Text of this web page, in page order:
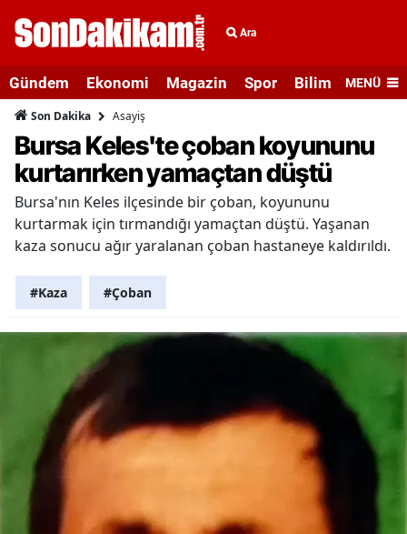
Ara
Gündem Ekonomi Magazin Spor Bilim veMENÜ
Son Dakika Asayiş
Bursa Keles'te çoban koyununu
kurtarırken yamaçtan düştü
Bursa'nın Keles ilçesinde bir çoban, koyununu
kurtarmak için tırmandığı yamaçtan düştü. Yaşanan
kaza sonucu ağır yaralanan çoban hastaneye kaldırıldı.
#Kaza #Çoban